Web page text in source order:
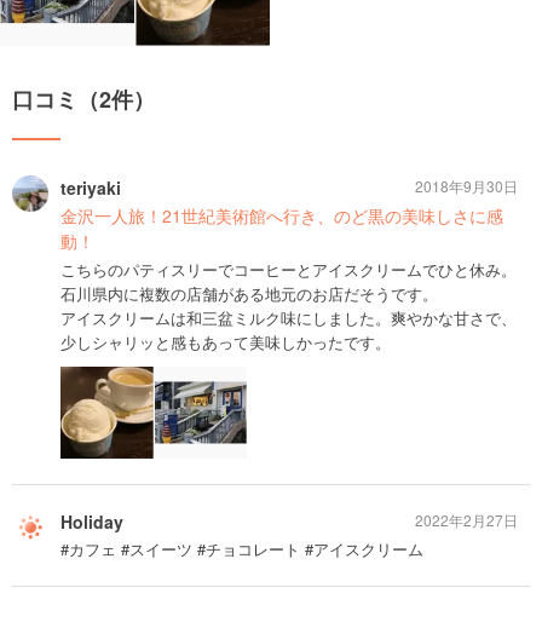
口コミ（2件）
teriyaki
金沢一人旅！21世紀美術館へ行き、のど黒の美味しさに感
動！
こちらのパティスリーでコーヒーとアイスクリームでひと休み。
石川県内に複数の店舗がある地元のお店だそうです。
アイスクリームは和三盆ミルク味にしました。爽やかな甘さで、
少しシャリッと感もあって美味しかったです。
2018年9月30日
Holiday
#カフェ #スイーツ #チョコレート #アイスクリーム
2022年2月27日